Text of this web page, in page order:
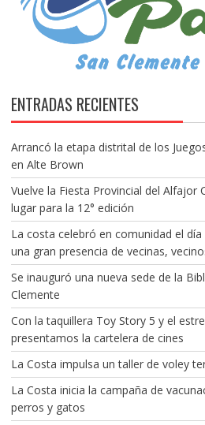
ENTRADAS RECIENTES
Arrancó la etapa distrital de los
en Alte Brown
Vuelve la Fiesta Provincial del Alfajor
lugar para la 12° edición
La costa celebró en comunidad el
una gran presencia de vecinas,
Se inauguró una nueva sede de la
Clemente
Con la taquillera Toy Story 5 y el
presentamos la cartelera de cines
La Costa impulsa un taller de voley
La Costa inicia la campaña de
perros y gatos